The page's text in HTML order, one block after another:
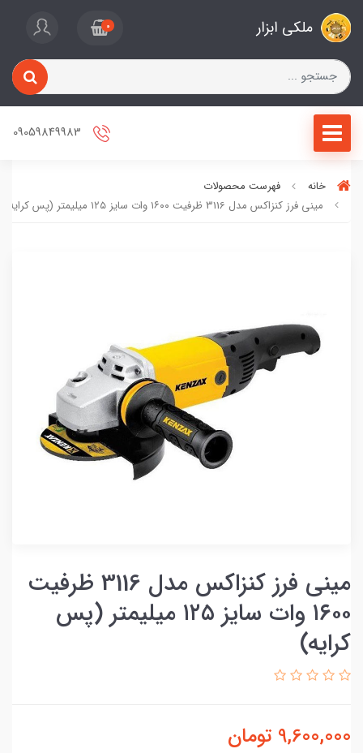
ملکی ابزار 0
خانه
فهرست محصولات
مینی فرز کنزاکس مدل 3116 ظرفیت ۱۶۰۰ وات سایز ۱۲۵ میلیمتر (پس کرایه)
مینی فرز کنزاکس مدل 3116 ظرفیت
۱۶۰۰ وات سایز ۱۲۵ میلیمتر (پس
کرایه)
9,600,000 تومان